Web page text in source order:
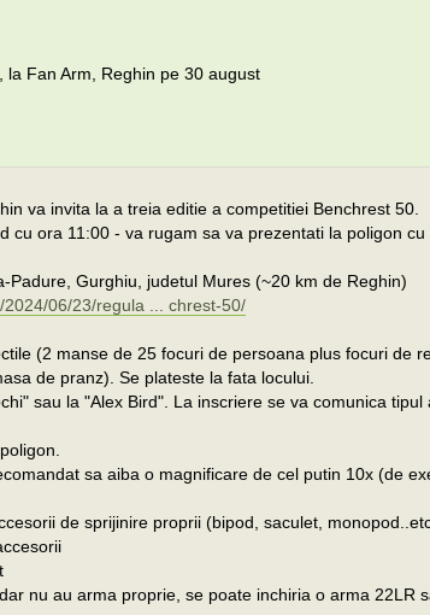
Fan Arm, Reghin pe 30 august
va invita la a treia editie a competitiei Benchrest 50.
cu ora 11:00 - va rugam sa va prezentati la poligon
Padure, Gurghiu, judetul Mures (~20 km de Reghin)
06/23/regula ... chrest-50/
(2 manse de 25 focuri de persoana plus focuri de
de pranz). Se plateste la fata locului.
sau la "Alex Bird". La inscriere se va comunica tipul
sa aiba o magnificare de cel putin 10x (de
de sprijinire proprii (bipod, saculet,
nu au arma proprie, se poate inchiria o arma 22LR